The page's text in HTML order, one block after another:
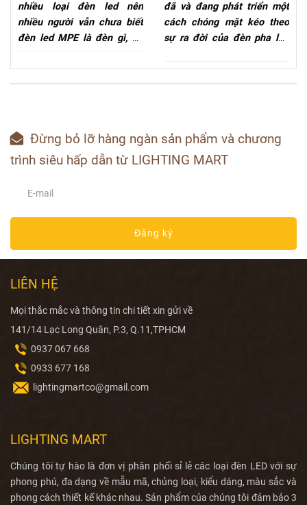
nhiều loại đèn led nên
nhiều người vẫn chưa biết
đèn led MPE là đèn gì, nó
giờ chúng tôi sẽ giới thiệu
cho bạn những đặc tính của
và thắc mắc trên nhé.
đã và đang phát triển một
cách chóng mặt kéo theo
sự ra đời của đèn pha led
đèn pha siêu sáng, có độ
phủ sáng tốt nên nó đang
chúng tôi sẽ giới thiệu tới
bạn các loại đèn led pha
ngoài trời thông dụng hiện
Đừng bỏ lỡ hàng ngàn sản phẩm và chương
trình siêu hấp dẫn từ LIGHTING MART
Đăng ký
LIÊN HỆ
Mọi thắc mắc và thông tin chi tiết xin gửi về
141/14 Lạc Long Quân, P.3, Q.11,TPHCM
0937 067 668
0933 677 168
lightingmartco@gmail.com
LIGHTING MART
Chúng tôi tự hào là đơn vị phân phối sỉ lẻ các loại đèn LED với sự
phong phú, đa dạng về mẫu mã, chủng loại, kiểu dáng, màu sắc và
phong cách thiết kế khác nhau. Sản phẩm của chúng tôi đảm bảo 3